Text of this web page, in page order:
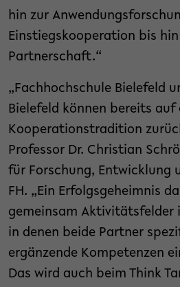
hin zur
Einstiegskooperation bis
Partnerschaft.“
„Fachhochschule Bielefeld
Bielefeld können bereits auf
Kooperationstradition
Professor Dr. Christian
für Forschung, Entwicklung
FH. „Ein Erfolgsgeheimnis
gemeinsam Aktivitätsfelder
in denen beide Partner
ergänzende Kompetenzen
Das wird auch beim Think